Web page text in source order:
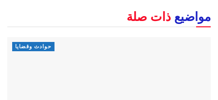
مواضيع ذات صلة
حوادث وقضايا